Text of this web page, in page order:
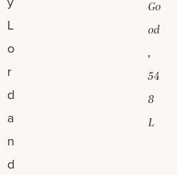
L
o
r
d
a
n
d
Go
od
,
54
8
L